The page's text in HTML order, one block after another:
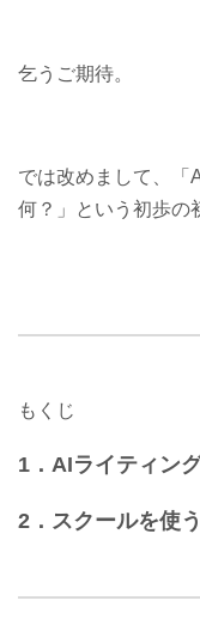
乞うご期待。
では改めまして、「
何？」という初歩の
もくじ
1．AIライティン
2．スクールを使